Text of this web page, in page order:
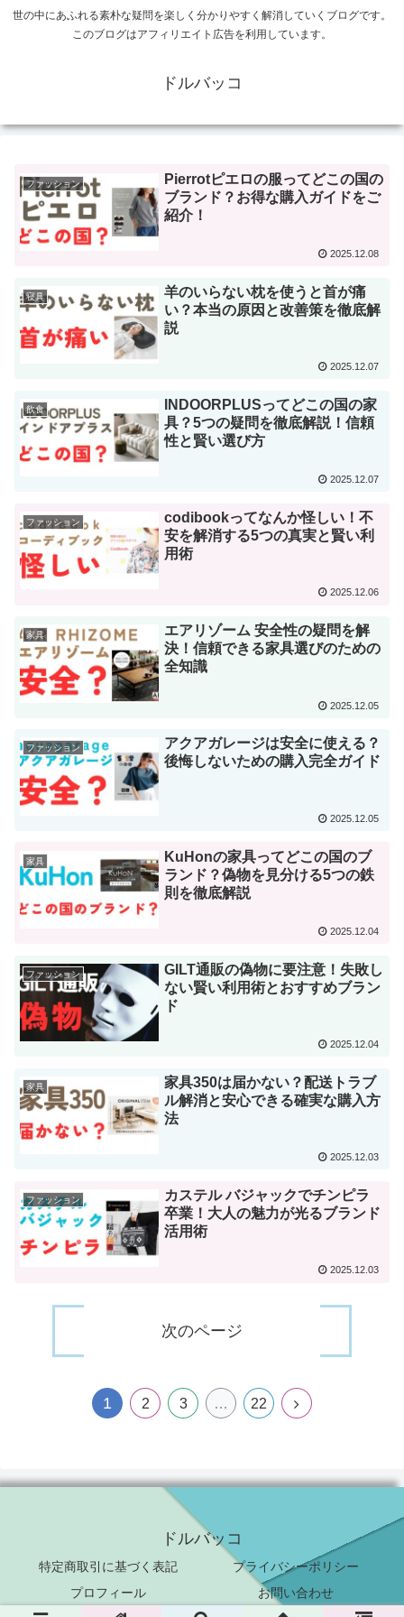
世の中にあふれる素朴な疑問を楽しく分かりやすく解消していくブログです。
このブログはアフィリエイト広告を利用しています。
ドルバッコ
ファッション
Pierrotピエロの服ってどこの国の
ブランド？お得な購入ガイドをご
紹介！
2025.12.08
寝具
羊のいらない枕を使うと首が痛
い？本当の原因と改善策を徹底解
説
2025.12.07
飲食
INDOORPLUSってどこの国の家
具？5つの疑問を徹底解説！信頼
性と賢い選び方
2025.12.07
ファッション
codibookってなんか怪しい！不
安を解消する5つの真実と賢い利
用術
2025.12.06
家具
エアリゾーム 安全性の疑問を解
決！信頼できる家具選びのための
全知識
2025.12.05
ファッション
アクアガレージは安全に使える？
後悔しないための購入完全ガイド
2025.12.05
家具
KuHonの家具ってどこの国のブ
ランド？偽物を見分ける5つの鉄
則を徹底解説
2025.12.04
ファッション
GILT通販の偽物に要注意！失敗し
ない賢い利用術とおすすめブラン
ド
2025.12.04
家具
家具350は届かない？配送トラブ
ル解消と安心できる確実な購入方
法
2025.12.03
ファッション
カステル バジャックでチンピラ
卒業！大人の魅力が光るブランド
活用術
2025.12.03
次のページ
1 2 3 … 22
次
ドルバッコ
特定商取引に基づく表記
プライバシーポリシー
プロフィール
お問い合わせ